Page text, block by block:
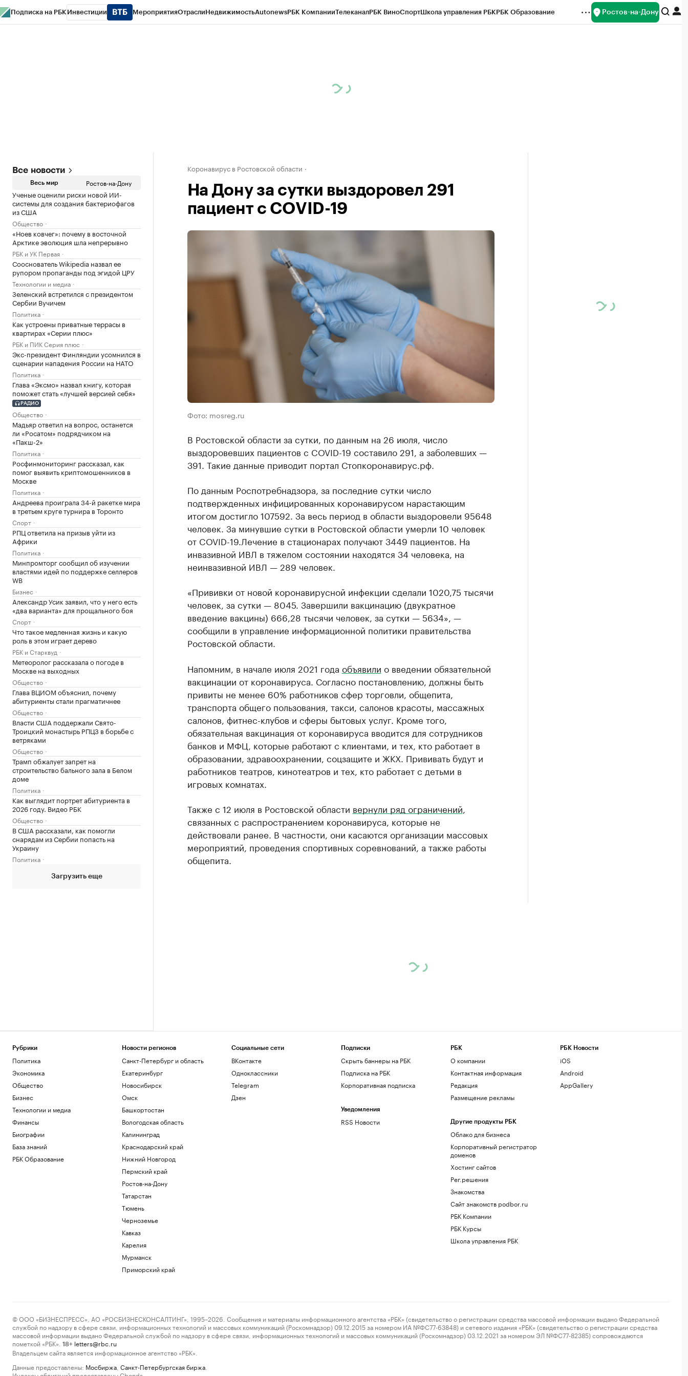
Подписка на РБК Инвестиции МероприятияОтраслиНедвижимостьAutonewsРБК КомпанииТелеканалРБК ВиноСпортШкола управления РБКРБК Образование Ростов-на-Дону
Все новости
Весь мир Ростов-на-Дону
Ученые оценили риски новой ИИ-
системы для создания бактериофагов
из США
Общество
«Ноев ковчег»: почему в восточной
Арктике эволюция шла непрерывно
РБК и УК Первая
Сооснователь Wikipedia назвал ее
рупором пропаганды под эгидой ЦРУ
Технологии и медиа
Зеленский встретился с президентом
Сербии Вучичем
Политика
Как устроены приватные террасы в
квартирах «Серии плюс»
РБК и ПИК Серия плюс
Экс-президент Финляндии усомнился в
сценарии нападения России на НАТО
Политика
Глава «Эксмо» назвал книгу, которая
поможет стать «лучшей версией себя»
РАДИО
Общество
Мадьяр ответил на вопрос, останется
ли «Росатом» подрядчиком на
«Пакш-2»
Политика
Росфинмониторинг рассказал, как
помог выявить криптомошенников в
Москве
Политика
Андреева проиграла 34-й ракетке мира
в третьем круге турнира в Торонто
Спорт
РПЦ ответила на призыв уйти из
Африки
Политика
Минпромторг сообщил об изучении
властями идей по поддержке селлеров
WB
Бизнес
Александр Усик заявил, что у него есть
«два варианта» для прощального боя
Спорт
Что такое медленная жизнь и какую
роль в этом играет дерево
РБК и Старквуд
Метеоролог рассказала о погоде в
Москве на выходных
Общество
Глава ВЦИОМ объяснил, почему
абитуриенты стали прагматичнее
Общество
Власти США поддержали Свято-
Троицкий монастырь РПЦЗ в борьбе с
ветряками
Общество
Трамп обжалует запрет на
строительство бального зала в Белом
доме
Политика
Как выглядит портрет абитуриента в
2026 году. Видео РБК
Общество
В США рассказали, как помогли
снарядам из Сербии попасть на
Украину
Политика
Загрузить еще
Коронавирус в Ростовской области
На Дону за сутки выздоровел 291
пациент с COVID-19
Фото: mosreg.ru
В Ростовской области за сутки, по данным на 26 июля, число
выздоровевших пациентов с COVID-19 составило 291, а заболевших —
391. Такие данные приводит портал Стопкоронавирус.рф.
По данным Роспотребнадзора, за последние сутки число
подтвержденных инфицированных коронавирусом нарастающим
итогом достигло 107592. За весь период в области выздоровели 95648
человек. За минувшие сутки в Ростовской области умерли 10 человек
от COVID-19.Лечение в стационарах получают 3449 пациентов. На
инвазивной ИВЛ в тяжелом состоянии находятся 34 человека, на
неинвазивной ИВЛ — 289 человек.
«Прививки от новой коронавирусной инфекции сделали 1020,75 тысячи
человек, за сутки — 8045. Завершили вакцинацию (двукратное
введение вакцины) 666,28 тысячи человек, за сутки — 5634», —
сообщили в управление информационной политики правительства
Ростовской области.
Напомним, в начале июля 2021 года объявили о введении обязательной
вакцинации от коронавируса. Согласно постановлению, должны быть
привиты не менее 60% работников сфер торговли, общепита,
транспорта общего пользования, такси, салонов красоты, массажных
салонов, фитнес-клубов и сферы бытовых услуг. Кроме того,
обязательная вакцинация от коронавируса вводится для сотрудников
банков и МФЦ, которые работают с клиентами, и тех, кто работает в
образовании, здравоохранении, соцзащите и ЖКХ. Прививать будут и
работников театров, кинотеатров и тех, кто работает с детьми в
игровых комнатах.
Также с 12 июля в Ростовской области вернули ряд ограничений
связанных с распространением коронавируса, которые не
действовали ранее. В частности, они касаются организации массовых
мероприятий, проведения спортивных соревнований, а также работы
общепита.
Рубрики
Политика
Экономика
Общество
Бизнес
Технологии и медиа
Финансы
Биографии
База знаний
РБК Образование
Новости регионов
Санкт-Петербург и область
Екатеринбург
Новосибирск
Омск
Башкортостан
Вологодская область
Калининград
Краснодарский край
Нижний Новгород
Пермский край
Ростов-на-Дону
Татарстан
Тюмень
Черноземье
Кавказ
Карелия
Мурманск
Приморский край
Социальные сети
ВКонтакте
Одноклассники
Telegram
Дзен
Подписки
Скрыть баннеры на РБК
Подписка на РБК
Корпоративная подписка
Уведомления
RSS Новости
РБК
О компании
Контактная информация
Редакция
Размещение рекламы
Другие продукты РБК
Облако для бизнеса
Корпоративный регистратор
доменов
Хостинг сайтов
Рег.решения
Знакомства
Сайт знакомств podbor.ru
РБК Компании
РБК Курсы
Школа управления РБК
РБК Новости
iOS
Android
AppGallery
© ООО «БИЗНЕСПРЕСС», АО «РОСБИЗНЕСКОНСАЛТИНГ», 1995–2026. Сообщения и материалы информационного агентства «РБК» (свидетельство о регистрации средства массовой информации выдано Федеральной
службой по надзору в сфере связи, информационных технологий и массовых коммуникаций (Роскомнадзор) 09.12.2015 за номером ИА №ФС77-63848) и сетевого издания «РБК» (свидетельство о регистрации средства
массовой информации выдано Федеральной службой по надзору в сфере связи, информационных технологий и массовых коммуникаций (Роскомнадзор) 03.12.2021 за номером ЭЛ №ФС77-82385) сопровождаются
пометкой «РБК».
18+ letters@rbc.ru
Владельцем сайта является информационное агентство «РБК».
Данные предоставлены: Мосбиржа Санкт-Петербургская биржа